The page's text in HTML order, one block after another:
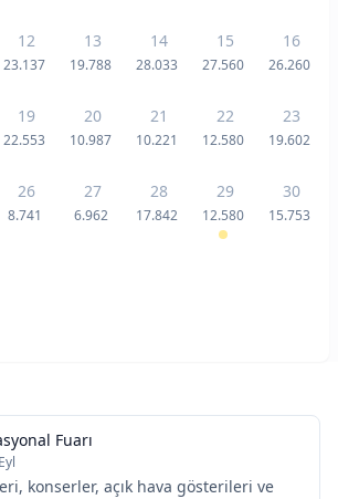
12
23.137
13
19.788
14
28.033
15
27.560
16
26.260
19
22.553
20
10.987
21
10.221
22
12.580
23
19.602
26
8.741
27
6.962
28
17.842
29
12.580
30
15.753
Fuarı
konserler, açık hava gösterileri ve